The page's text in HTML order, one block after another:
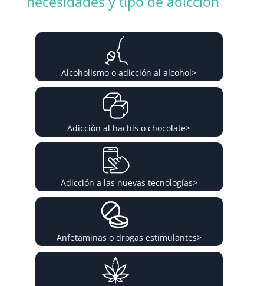
Alcoholismo o adicción al alcohol>
Adicción al hachís o chocolate>
Adicción a las nuevas tecnologías>
Anfetaminas o drogas estimulantes>